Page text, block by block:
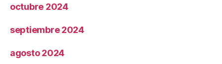
octubre 2024
septiembre 2024
agosto 2024